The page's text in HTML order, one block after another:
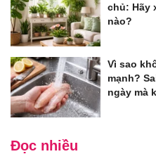
chủ: Hãy
nào?
Vì sao
mạnh?
ngày mà
Đọc nhiều